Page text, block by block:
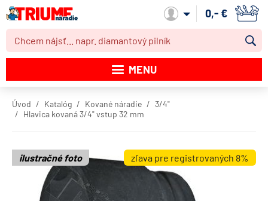
Môj účet
0,- €
MENU
Akcie
Výpredaj
Obchodné podmienky
Úvod Katalóg Kované náradie
3/4"
Hlavica kovaná 3/4" vstup 32 mm
zľava pre registrovaných 8%
ilustračné foto